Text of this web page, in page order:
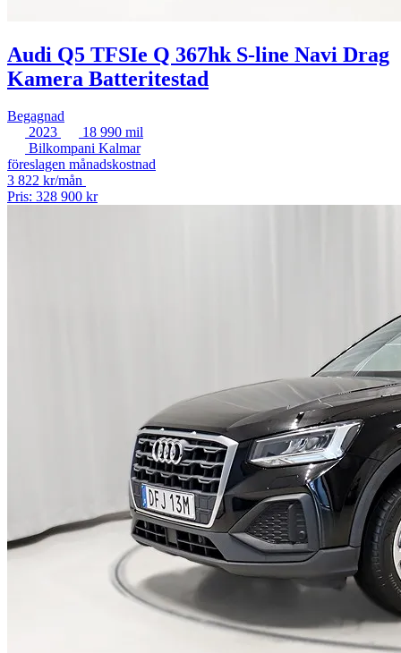
Audi Q5 TFSIe Q 367hk S-line Navi Drag
Kamera Batteritestad
Begagnad
2023
18 990 mil
Bilkompani Kalmar
föreslagen månadskostnad
3 822 kr/mån
Pris: 328 900 kr